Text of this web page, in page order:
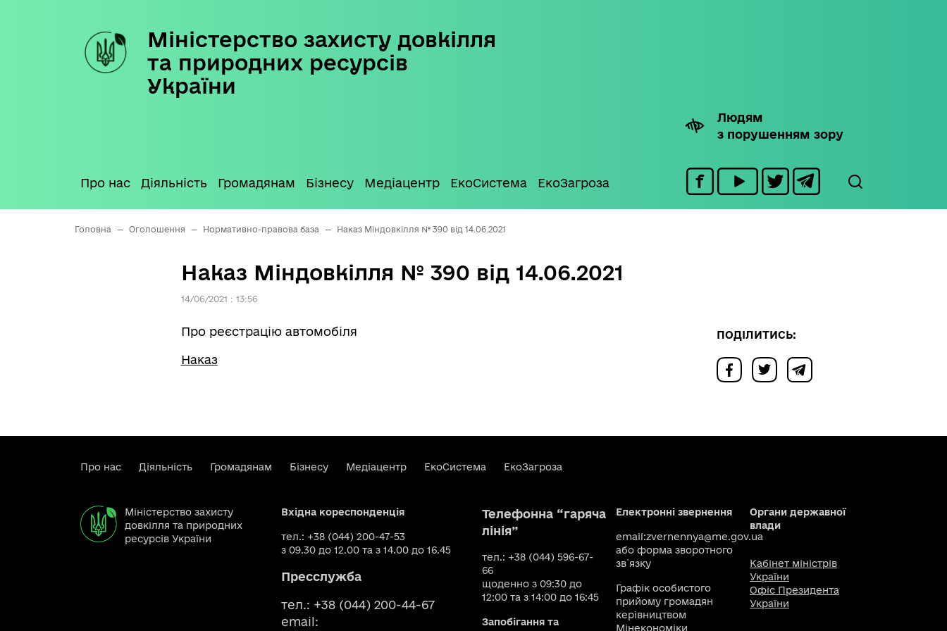
Міністерство захисту довкілля
та природних ресурсів
України
Людям
з порушенням зору
Про нас Діяльність Громадянам Бізнесу Медіацентр ЕкоСистема ЕкоЗагроза
Головна — Оголошення — Нормативно-правова база — Наказ Міндовкілля № 390 від 14.06.2021
Наказ Міндовкілля № 390 від 14.06.2021
14/06/2021 : 13:56
Про реєстрацію автомобіля
Наказ
ПОДІЛИТИСЬ:
Про нас Діяльність Громадянам Бізнесу Медіацентр ЕкоСистема ЕкоЗагроза
Міністерство захисту
довкілля та природних
ресурсів України
Вхідна кореспонденція
тел.: +38 (044) 200-47-53
з 09.30 до 12.00 та з 14.00 до 16.45
Пресслужба
тел.: +38 (044) 200-44-67
email:
Телефонна “гаряча
лінія”
тел.: +38 (044) 596-67-
66
щоденно з 09:30 до
12:00 та з 14:00 до 16:45
Запобігання та
Електронні звернення
email:zvernennya@me.gov.ua
або форма зворотного
зв`язку
Графік особистого
прийому громадян
керівництвом
Мінекономіки
Органи державної
влади
Кабінет міністрів
України
Офіс Президента
України